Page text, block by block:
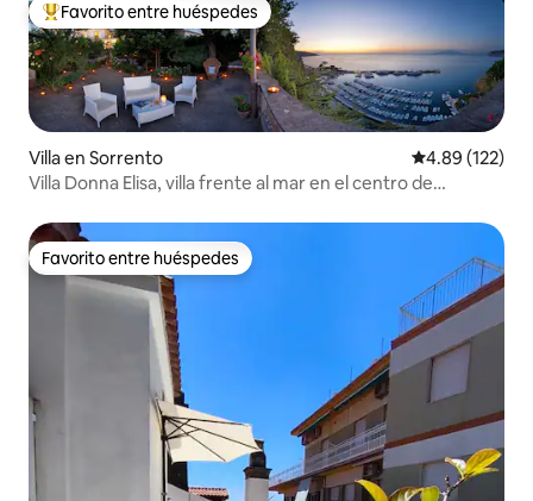
Favorito entre huéspedes preferido
Favorito entre huéspedes
Villa en Sorrento Calificación
4.89 (122)
Villa Donna Elisa, villa frente al mar en el centro de
Favorito entre huéspedes
Favorito entre huéspedes